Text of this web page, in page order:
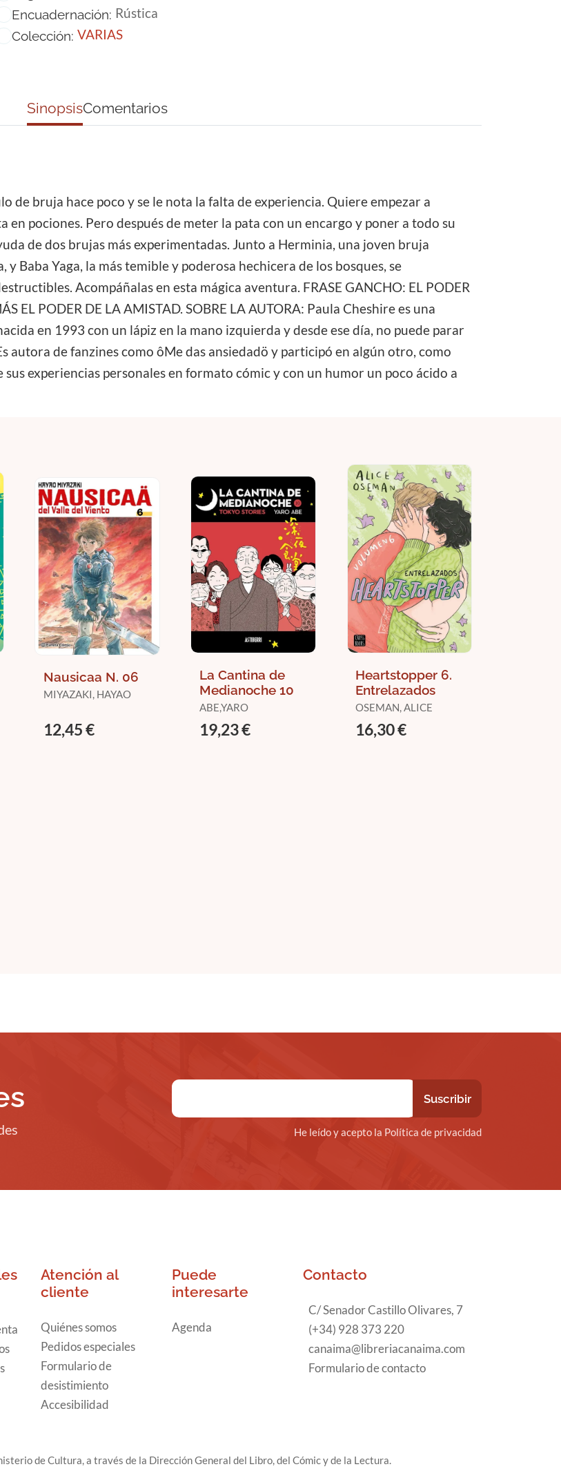
Encuadernación: Rústica
Colección: VARIAS
SinopsisComentarios
de bruja hace poco y se le nota la falta de experiencia. Quiere empezar a
pociones. Pero después de meter la pata con un encargo y poner a todo su
de dos brujas más experimentadas. Junto a Herminia, una joven bruja
Baba Yaga, la más temible y poderosa hechicera de los bosques, se
Acompáñalas en esta mágica aventura. FRASE GANCHO: EL PODER
EL PODER DE LA AMISTAD. SOBRE LA AUTORA: Paula Cheshire es una
en 1993 con un lápiz en la mano izquierda y desde ese día, no puede parar
autora de fanzines como ôMe das ansiedadö y participó en algún otro, como
experiencias personales en formato cómic y con un humor un poco ácido a
Nausicaa N. 06
MIYAZAKI, HAYAO
12,45 €
La Cantina de
Medianoche 10
ABE,YARO
19,23 €
Heartstopper 6.
Entrelazados
OSEMAN, ALICE
16,30 €
He leído y acepto la Política de privacidad
Atención al
cliente
Quiénes somos
Pedidos especiales
Formulario de
desistimiento
Accesibilidad
Puede
interesarte
Agenda
Contacto
C/ Senador Castillo Olivares, 7
(+34) 928 373 220
canaima@libreriacanaima.com
Formulario de contacto
de Cultura, a través de la Dirección General del Libro, del Cómic y de la Lectura.